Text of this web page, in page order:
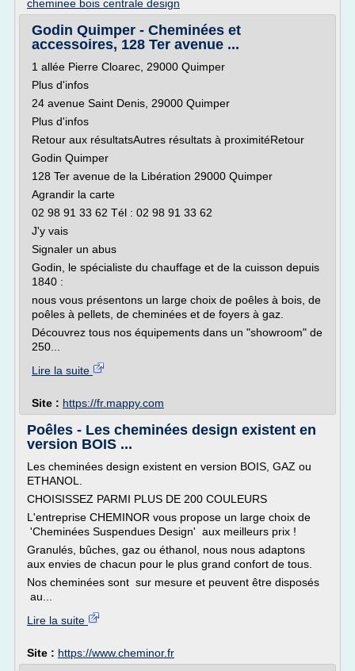
cheminee bois centrale design
Godin Quimper - Cheminées et
accessoires, 128 Ter avenue ...
1 allée Pierre Cloarec, 29000 Quimper
Plus d'infos
24 avenue Saint Denis, 29000 Quimper
Plus d'infos
Retour aux résultatsAutres résultats à proximitéRetour
Godin Quimper
128 Ter avenue de la Libération 29000 Quimper
Agrandir la carte
02 98 91 33 62 Tél : 02 98 91 33 62
J'y vais
Signaler un abus
Godin, le spécialiste du chauffage et de la cuisson depuis
1840 :
nous vous présentons un large choix de poêles à bois, de
poêles à pellets, de cheminées et de foyers à gaz.
Découvrez tous nos équipements dans un "showroom" de
250...
Lire la suite
Site : https://fr.mappy.com
Poêles - Les cheminées design existent en
version BOIS ...
Les cheminées design existent en version BOIS, GAZ ou
ETHANOL.
CHOISISSEZ PARMI PLUS DE 200 COULEURS
L'entreprise CHEMINOR vous propose un large choix de
'Cheminées Suspendues Design' aux meilleurs prix !
Granulés, bûches, gaz ou éthanol, nous nous adaptons
aux envies de chacun pour le plus grand confort de tous.
Nos cheminées sont sur mesure et peuvent être disposés
au...
Lire la suite
Site : https://www.cheminor.fr